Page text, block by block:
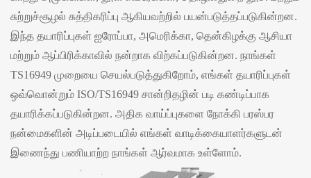
சுற்றுச்சூழல் சுத்திகரிப்பு ஆகியவற்றில் பயன்படுத்தப்படுகின்றன.
இந்த தயாரிப்புகள் ஐரோப்பா, அமெரிக்கா, தென்கிழக்கு ஆசியா
மற்றும் ஆப்பிரிக்காவில் நன்றாக விற்கப்படுகின்றன. நாங்கள்
TS16949 முறையை செயல்படுத்துகிறோம், எங்கள் தயாரிப்புகள்
ஒவ்வொன்றும் ISO/TS16949 சான்றிதழின் படி கண்டிப்பாக
தயாரிக்கப்படுகின்றன. அதிக வாய்ப்புகளை நோக்கி பரஸ்பர
நன்மைகளின் அடிப்படையில் எங்கள் வாடிக்கையாளர்களுடன்
இணைந்து பணியாற்ற நாங்கள் ஆர்வமாக உள்ளோம்.